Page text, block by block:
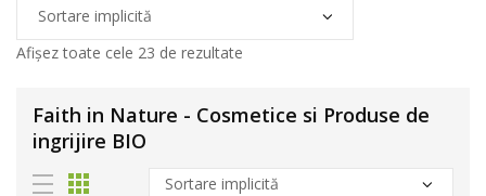
Afișez toate cele 23 de rezultate
Faith in Nature - Cosmetice si Produse de
ingrijire BIO